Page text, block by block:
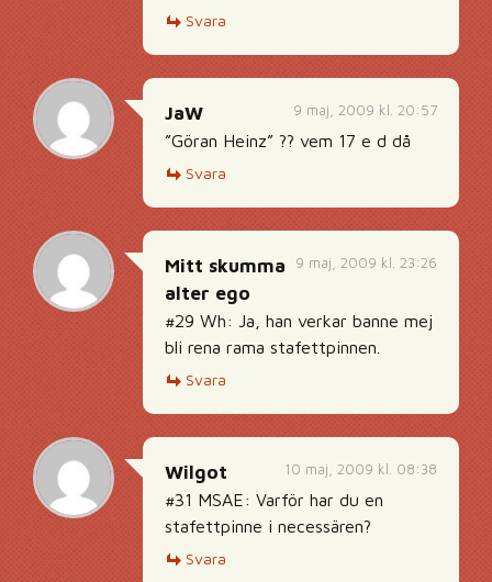
Svara
9 maj, 2009 kl. 20:57
JaW
”Göran Heinz” ?? vem 17 e d då
Svara
9 maj, 2009 kl. 23:26
Mitt skumma
alter ego
#29 Wh: Ja, han verkar banne mej
bli rena rama stafettpinnen.
Svara
10 maj, 2009 kl. 08:38
Wilgot
#31 MSAE: Varför har du en
stafettpinne i necessären?
Svara